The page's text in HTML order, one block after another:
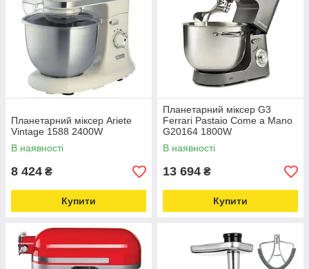
Планетарний міксер Ariete
Vintage 1588 2400W
В наявності
8 424 ₴
Купити
Планетарний міксер G3
Ferrari Pastaio Come a Mano
G20164 1800W
В наявності
13 694 ₴
Купити